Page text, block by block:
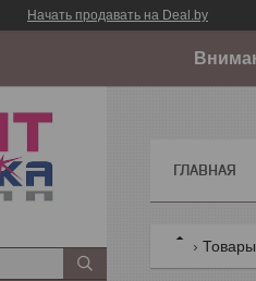
Начать продавать на Deal.by
ГЛАВНАЯ